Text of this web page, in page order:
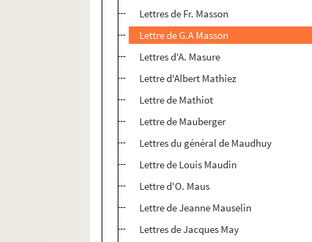
Lettres de Fr. Masson
Lettre de G.A Masson
Lettres d'A. Masure
Lettre d'Albert Mathiez
Lettre de Mathiot
Lettre de Mauberger
Lettres du général de Maudhuy
Lettre de Louis Maudin
Lettre d'O. Maus
Lettre de Jeanne Mauselin
Lettres de Jacques May